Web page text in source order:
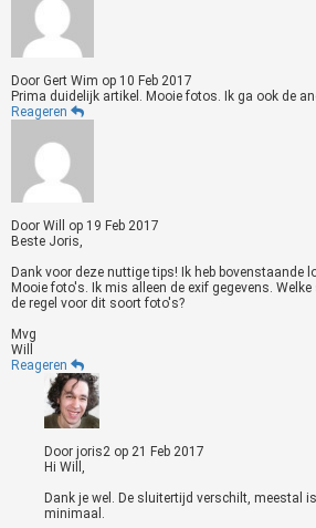
Door Gert Wim op 10 Feb 2017
Prima duidelijk artikel. Mooie fotos. Ik ga ook de
Reageren
Door Will op 19 Feb 2017
Beste Joris,
Dank voor deze nuttige tips! Ik heb bovenstaande
Mooie foto's. Ik mis alleen de exif gegevens.
de regel voor dit soort foto's?
Mvg
Will
Reageren
Door joris2 op 21 Feb 2017
Hi Will,
Dank je wel. De sluitertijd verschilt, meestal
minimaal.